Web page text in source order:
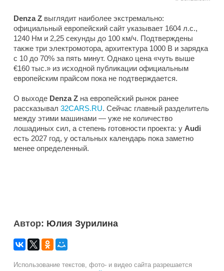
Denza Z выглядит наиболее экстремально:
официальный европейский сайт указывает 1604 л.с.,
1240 Нм и 2,25 секунды до 100 км/ч. Подтверждены
также три электромотора, архитектура 1000 В и зарядка
с 10 до 70% за пять минут. Однако цена «чуть выше
€160 тыс.» из исходной публикации официальным
европейским прайсом пока не подтверждается.
О выходе Denza Z на европейский рынок ранее
рассказывал 32CARS.RU. Сейчас главный разделитель
между этими машинами — уже не количество
лошадиных сил, а степень готовности проекта: у Audi
есть 2027 год, у остальных календарь пока заметно
менее определенный.
Автор: Юлия Зурилина
Использование текстов, фото- и видео сайта разрешается